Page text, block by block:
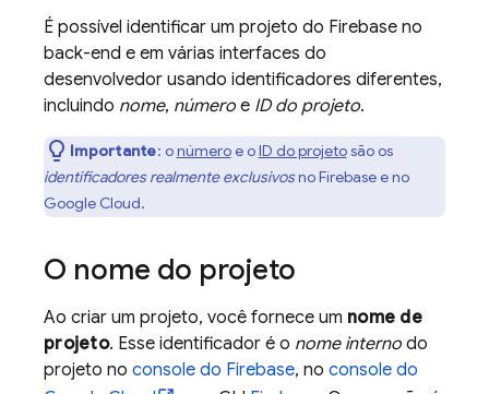
É possível identificar um projeto do Firebase no
back-end e em várias interfaces do
desenvolvedor usando identificadores diferentes,
incluindo nome, número e ID do projeto.
Importante: onúmeroe oID do projetosão os
identificadores realmente exclusivosno Firebase e no
Google Cloud.
O nome do projeto
Ao criar um projeto, você fornece um nome de
projeto. Esse identificador é o nome internodo
projeto no console do Firebase, no console do